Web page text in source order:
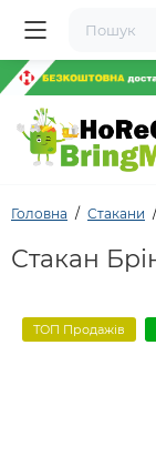
Головна Стакани
Стакан
ТОП Продажів